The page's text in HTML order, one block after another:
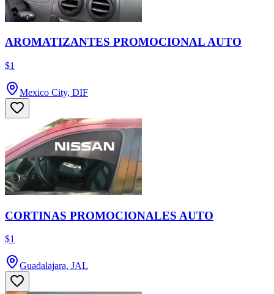
AROMATIZANTES PROMOCIONAL AUTO
$1
Mexico City, DIF
CORTINAS PROMOCIONALES AUTO
$1
Guadalajara, JAL